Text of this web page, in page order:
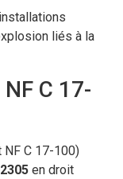
liés à la
C 17-
NF C 17-100)
en droit